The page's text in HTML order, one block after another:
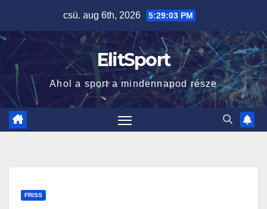
content
csü. aug 6th, 2026 5:29:04 PM
ElitSport
Ahol a sport a mindennapod része
FRISS